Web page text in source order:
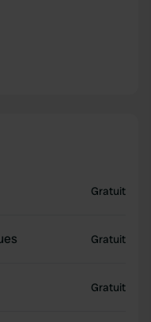
Gratuit
Gratuit
Gratuit